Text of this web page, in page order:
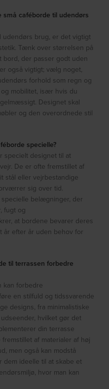
caféborde til udendørs
brug, er det vigtigt
Tænk over størrelsen på
der passer godt uden
også vigtigt; vælg noget,
forhold som regn og
mobilitet, især hvis du
Designet skal
og den overordnede stil
specielle?
specielt designet til at
De er ofte fremstillet af
stål eller vejrbestandige
sig over tid.
belægninger, der
fugt og
at bordene bevarer deres
år efter år uden behov for
til terrassen forbedre
kan forbedre
en stilfuld og tidssvarende
designs, fra minimalistiske
hvilket gør det
din terrasse
af materialer af høj
men også kan modstå
ideelle til at skabe et
hvor man kan